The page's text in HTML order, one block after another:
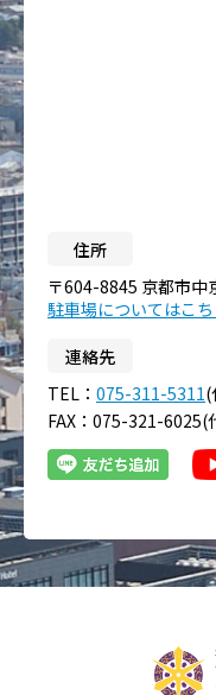
住所
〒604-8845 京都市中
駐車場についてはこち
連絡先
TEL： 075-311-5311(
FAX：075-321-6025(